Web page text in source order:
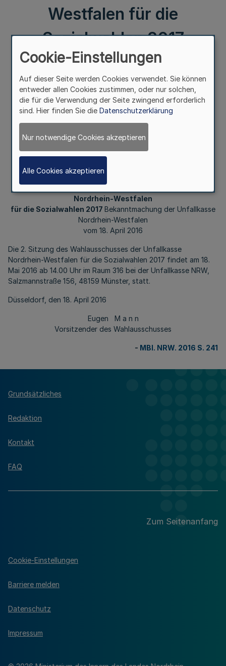
Westfalen für die
Sozialwahlen 2017
Bekanntmachung der
Unfallkasse Nordrhein-
Westfalen vom 18. April
2016
Nordrhein-Westfalen
für die Sozialwahlen 2017 Bekanntmachung der Unfallkasse
Nordrhein-Westfalen
vom 18. April 2016
Die 2. Sitzung des Wahlausschusses der Unfallkasse
Nordrhein-Westfalen für die Sozialwahlen 2017 findet am 18.
Mai 2016 ab 14.00 Uhr im Raum 316 bei der Unfallkasse NRW,
Salzmannstraße 156, 48159 Münster, statt.
Düsseldorf, den 18. April 2016
Eugen M a n n
Vorsitzender des Wahlausschusses
- MBl. NRW. 2016 S. 241
Grundsätzliches
Redaktion
Kontakt
FAQ
Zum Seitenanfang
Cookie-Einstellungen
Barriere melden
Datenschutz
Impressum
Cookie-Einstellungen
Auf dieser Seite werden Cookies verwendet. Sie können
entweder allen Cookies zustimmen, oder nur solchen,
die für die Verwendung der Seite zwingend erforderlich
sind. Hier finden Sie die Datenschutzerklärung
Nur notwendige Cookies akzeptieren
Alle Cookies akzeptieren